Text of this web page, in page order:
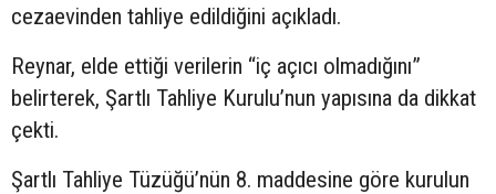
cezaevinden tahliye edildiğini açıkladı.
Reynar, elde ettiği verilerin “iç açıcı olmadığını”
belirterek, Şartlı Tahliye Kurulu’nun yapısına da dikkat
çekti.
Şartlı Tahliye Tüzüğü’nün 8. maddesine göre kurulun